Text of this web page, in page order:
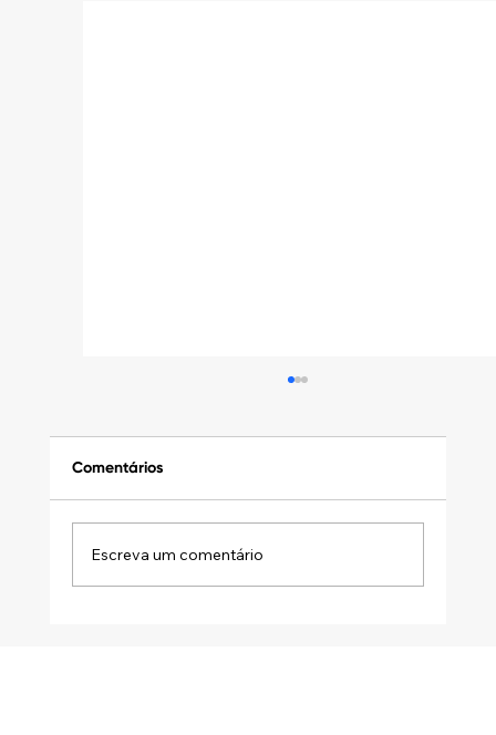
Comentários
Escreva um comentário